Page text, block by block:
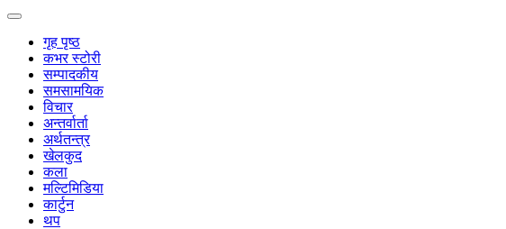
गृह पृष्ठ
कभर स्टोरी
सम्पादकीय
समसामयिक
विचार
अन्तर्वार्ता
अर्थतन्त्र
खेलकुद
कला
मल्टिमिडिया
कार्टुन
थप